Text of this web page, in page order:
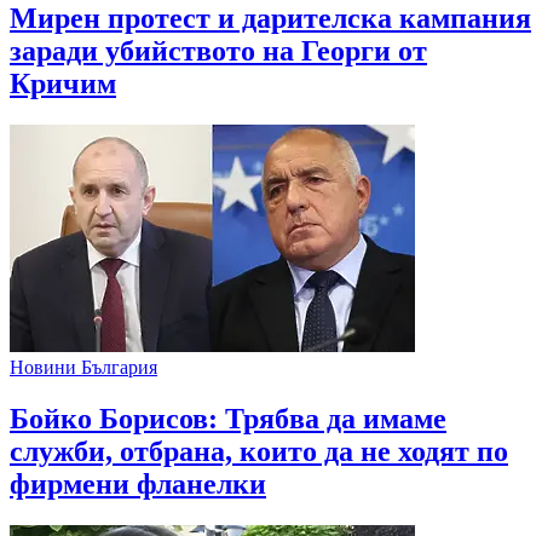
Мирен протест и дарителска кампания
заради убийството на Георги от
Кричим
Новини България
Бойко Борисов: Трябва да имаме
служби, отбрана, които да не ходят по
фирмени фланелки